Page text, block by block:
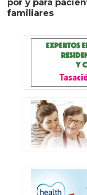
por y para
familiares